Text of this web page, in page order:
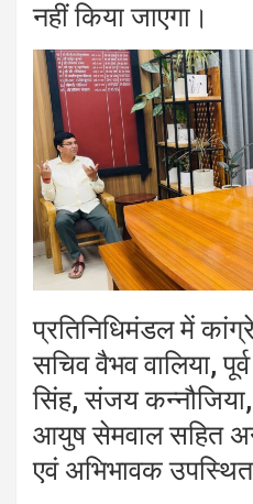
नहीं किया जाएगा।
प्रतिनिधिमंडल में
सचिव वैभव वालिया,
सिंह, संजय कन्नौजिया,
आयुष सेमवाल सहित
एवं अभिभावक